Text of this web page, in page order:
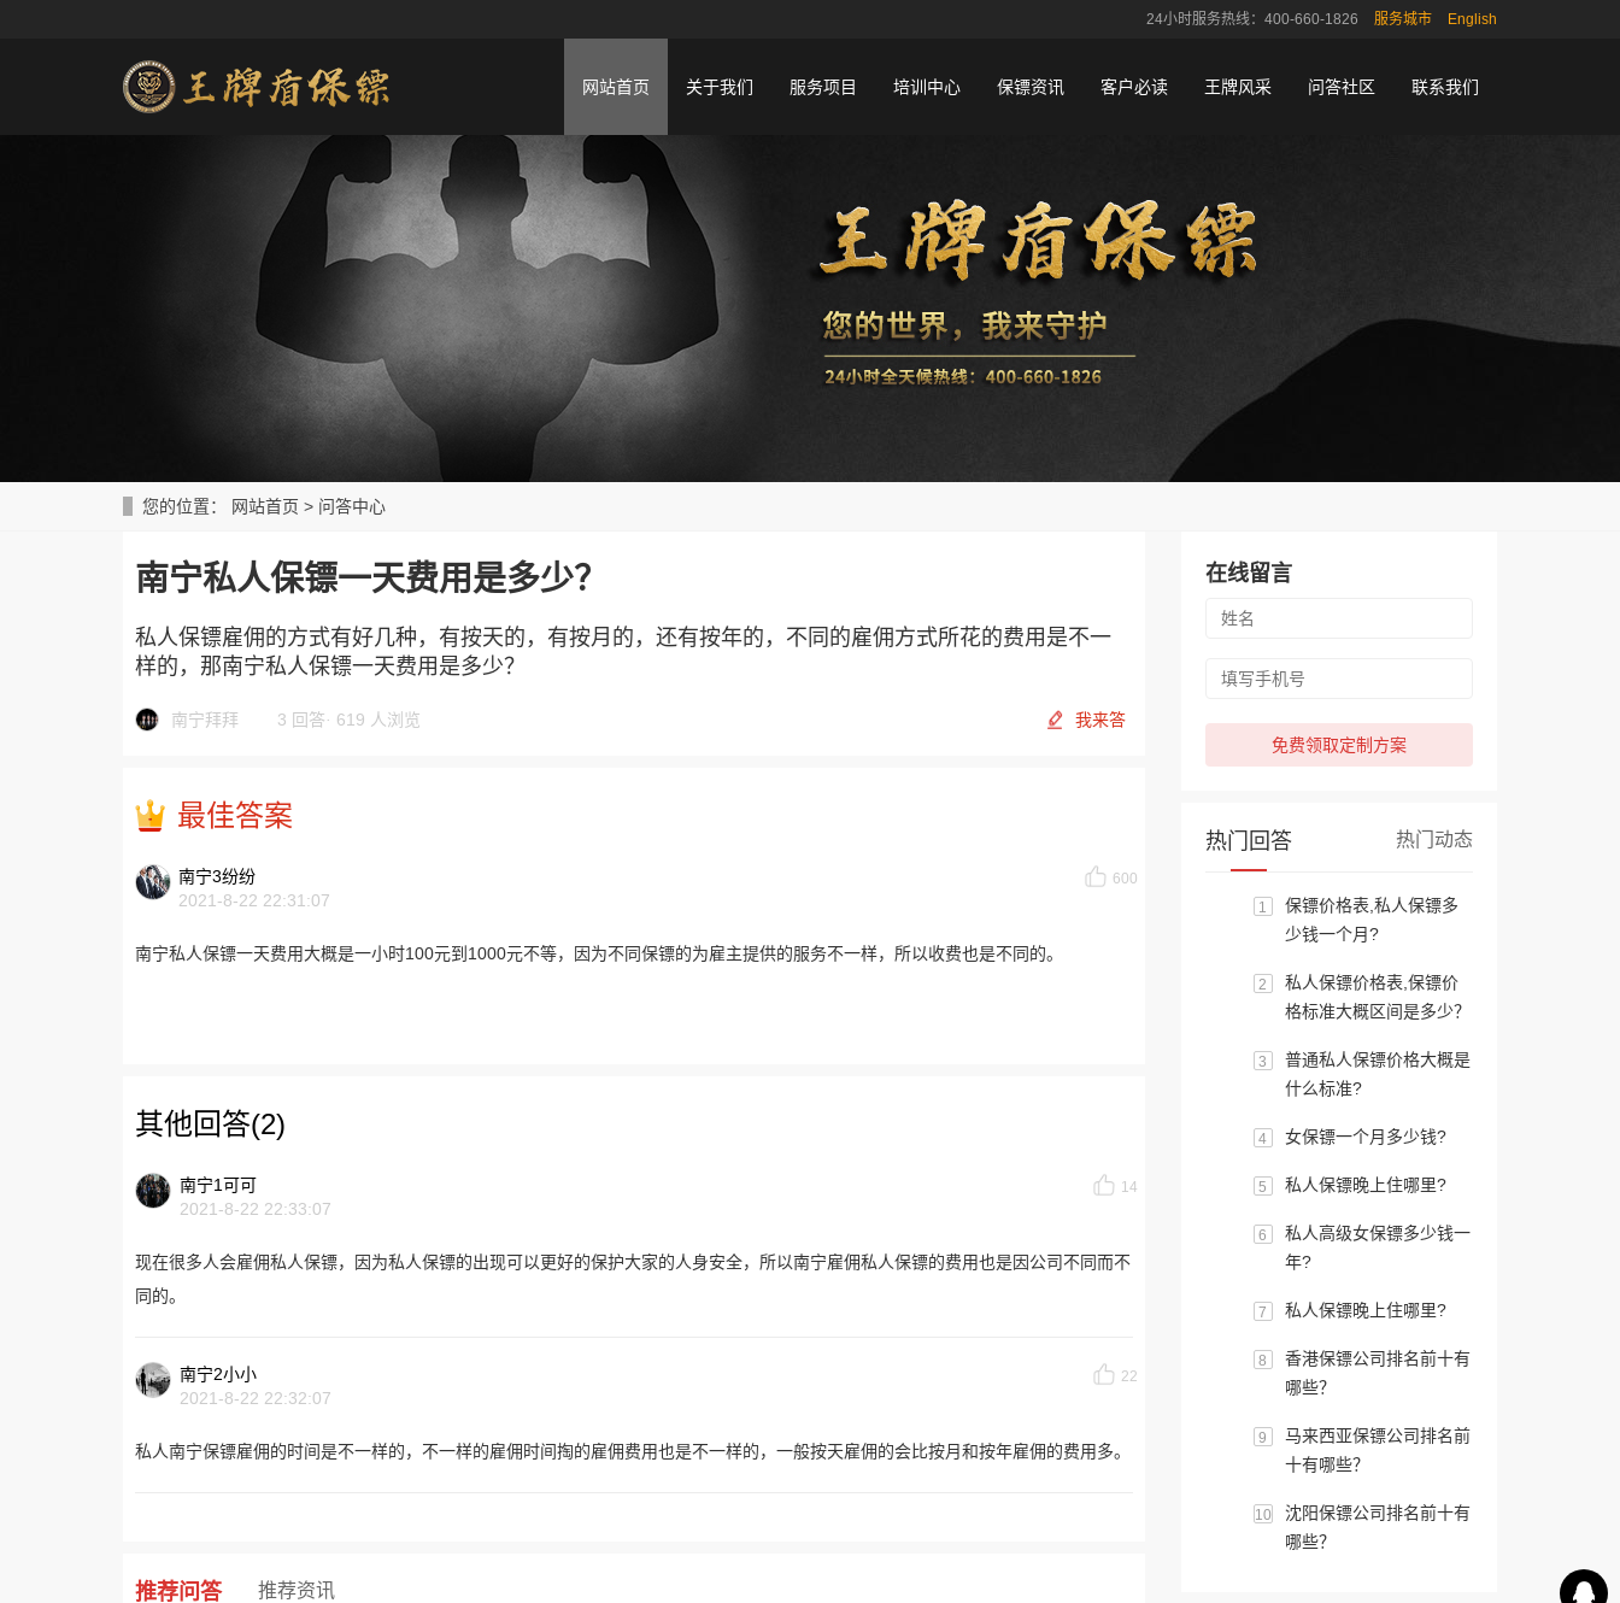
24小时服务热线：400-660-1826 服务城市 English
网站首页 关于我们 服务项目 培训中心 保镖资讯 客户必读 王牌风采 问答社区 联系我们
您的位置： 网站首页 > 问答中心
南宁私人保镖一天费用是多少？
私人保镖雇佣的方式有好几种，有按天的，有按月的，还有按年的，不同的雇佣方式所花的费用是不一
样的，那南宁私人保镖一天费用是多少？
南宁拜拜 3 回答· 619 人浏览 我来答
最佳答案
南宁3纷纷
2021-8-22 22:31:07
600
南宁私人保镖一天费用大概是一小时100元到1000元不等，因为不同保镖的为雇主提供的服务不一样，所以收费也是不同的。
其他回答(2)
南宁1可可
2021-8-22 22:33:07
14
现在很多人会雇佣私人保镖，因为私人保镖的出现可以更好的保护大家的人身安全，所以南宁雇佣私人保镖的费用也是因公司不同而不
同的。
南宁2小小
2021-8-22 22:32:07
22
私人南宁保镖雇佣的时间是不一样的，不一样的雇佣时间掏的雇佣费用也是不一样的，一般按天雇佣的会比按月和按年雇佣的费用多。
推荐问答 推荐资讯
在线留言
免费领取定制方案
热门回答 热门动态
1
保镖价格表,私人保镖多
少钱一个月?
2
私人保镖价格表,保镖价
格标准大概区间是多少？
3
普通私人保镖价格大概是
什么标准?
4 女保镖一个月多少钱?
5 私人保镖晚上住哪里?
6
私人高级女保镖多少钱一
年?
7 私人保镖晚上住哪里?
8
香港保镖公司排名前十有
哪些？
9
马来西亚保镖公司排名前
十有哪些？
10
沈阳保镖公司排名前十有
哪些？